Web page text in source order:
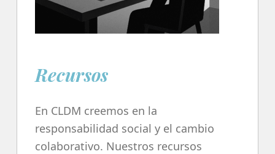
Recursos
En CLDM creemos en la
responsabilidad social y el cambio
colaborativo. Nuestros recursos